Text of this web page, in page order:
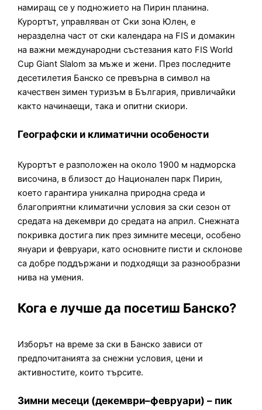
намиращ се у подножието на Пирин планина.
Курортът, управляван от Ски зона Юлен, е
неразделна част от ски календара на FIS и домакин
на важни международни състезания като FIS World
Cup Giant Slalom за мъже и жени. През последните
десетилетия Банско се превърна в символ на
качествен зимен туризъм в България, привличайки
както начинаещи, така и опитни скиори.
Географски и климатични особености
Курортът е разположен на около 1900 м надморска
височина, в близост до Национален парк Пирин,
което гарантира уникална природна среда и
благоприятни климатични условия за ски сезон от
средата на декември до средата на април. Снежната
покривка достига пик през зимните месеци, особено
януари и февруари, като основните писти и склонове
са добре поддържани и подходящи за разнообразни
нива на умения.
Кога е лучше да посетиш Банско?
Изборът на време за ски в Банско зависи от
предпочитанията за снежни условия, цени и
активностите, които търсите.
Зимни месеци (декември–февруари) – пик